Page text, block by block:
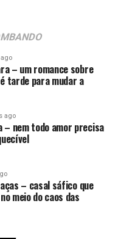
– um romance sobre
tarde para mudar a
ago
– nem todo amor precisa
– casal sáfico que
meio do caos das